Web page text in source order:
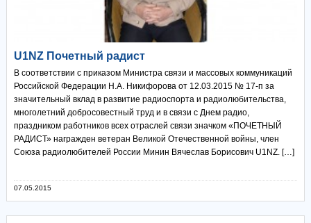
U1NZ Почетный радист
В соответствии с приказом Министра связи и массовых коммуникаций
Российской Федерации Н.А. Никифорова от 12.03.2015 № 17-п за
значительный вклад в развитие радиоспорта и радиолюбительства,
многолетний добросовестный труд и в связи с Днем радио,
праздником работников всех отраслей связи значком «ПОЧЕТНЫЙ
РАДИСТ» награжден ветеран Великой Отечественной войны, член
Союза радиолюбителей России Минин Вячеслав Борисович U1NZ. […]
07.05.2015